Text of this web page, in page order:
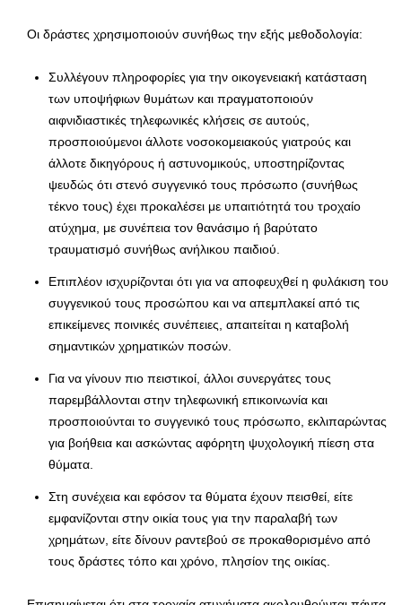
Οι δράστες χρησιμοποιούν συνήθως την εξής μεθοδολογία:
Συλλέγουν πληροφορίες για την οικογενειακή κατάσταση
των υποψήφιων θυμάτων και πραγματοποιούν
αιφνιδιαστικές τηλεφωνικές κλήσεις σε αυτούς,
προσποιούμενοι άλλοτε νοσοκομειακούς γιατρούς και
άλλοτε δικηγόρους ή αστυνομικούς, υποστηρίζοντας
ψευδώς ότι στενό συγγενικό τους πρόσωπο (συνήθως
τέκνο τους) έχει προκαλέσει με υπαιτιότητά του τροχαίο
ατύχημα, με συνέπεια τον θανάσιμο ή βαρύτατο
τραυματισμό συνήθως ανήλικου παιδιού.
Επιπλέον ισχυρίζονται ότι για να αποφευχθεί η φυλάκιση του
συγγενικού τους προσώπου και να απεμπλακεί από τις
επικείμενες ποινικές συνέπειες, απαιτείται η καταβολή
σημαντικών χρηματικών ποσών.
Για να γίνουν πιο πειστικοί, άλλοι συνεργάτες τους
παρεμβάλλονται στην τηλεφωνική επικοινωνία και
προσποιούνται το συγγενικό τους πρόσωπο, εκλιπαρώντας
για βοήθεια και ασκώντας αφόρητη ψυχολογική πίεση στα
θύματα.
Στη συνέχεια και εφόσον τα θύματα έχουν πεισθεί, είτε
εμφανίζονται στην οικία τους για την παραλαβή των
χρημάτων, είτε δίνουν ραντεβού σε προκαθορισμένο από
τους δράστες τόπο και χρόνο, πλησίον της οικίας.